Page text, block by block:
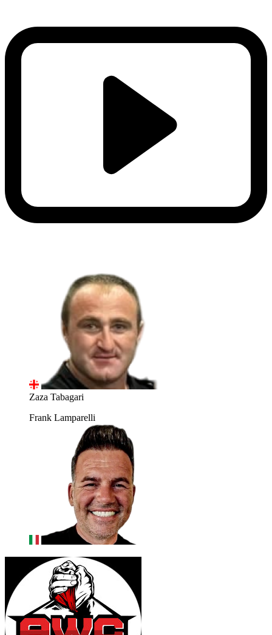
Zaza Tabagari
Frank Lamparelli